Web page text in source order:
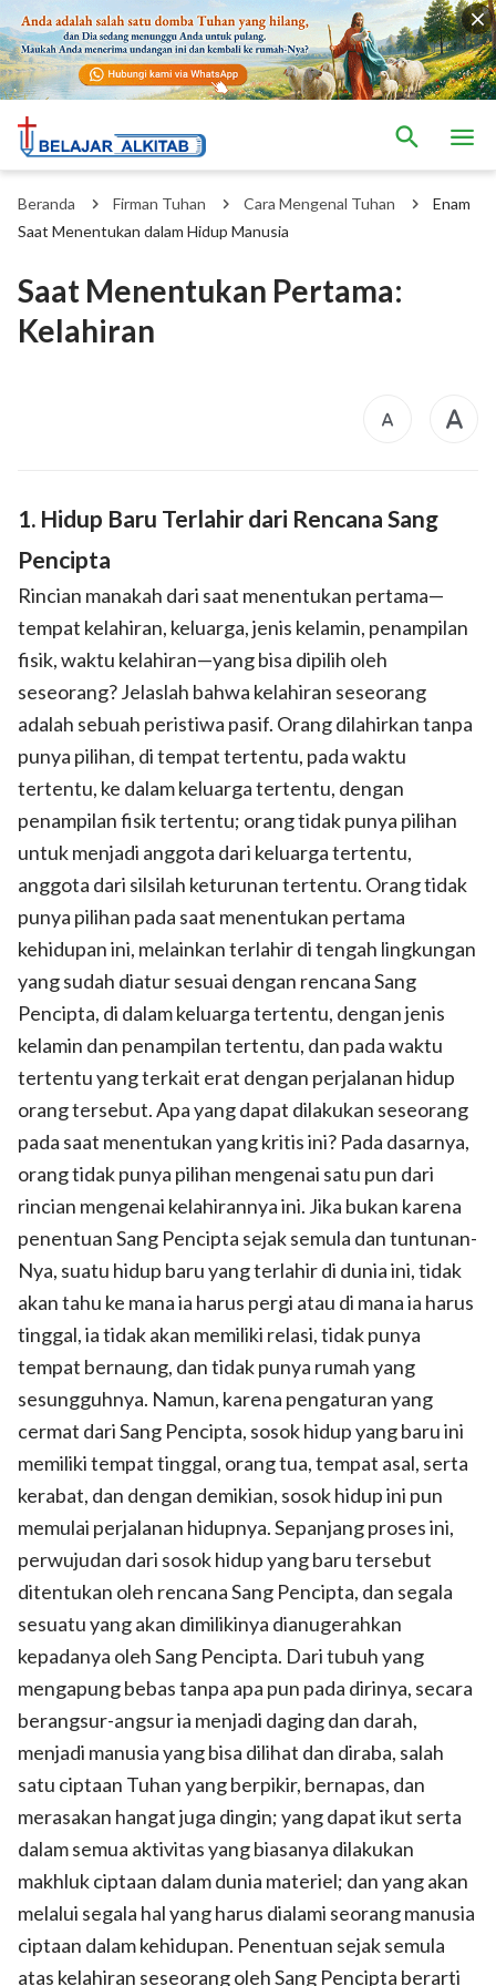
Beranda Firman Tuhan Cara Mengenal Tuhan
Enam
Saat Menentukan dalam Hidup Manusia
Saat Menentukan Pertama:
Kelahiran
1. Hidup Baru Terlahir dari Rencana Sang
Pencipta
Rincian manakah dari saat menentukan pertama—
tempat kelahiran, keluarga, jenis kelamin, penampilan
fisik, waktu kelahiran—yang bisa dipilih oleh
seseorang? Jelaslah bahwa kelahiran seseorang
adalah sebuah peristiwa pasif. Orang dilahirkan tanpa
punya pilihan, di tempat tertentu, pada waktu
tertentu, ke dalam keluarga tertentu, dengan
penampilan fisik tertentu; orang tidak punya pilihan
untuk menjadi anggota dari keluarga tertentu,
anggota dari silsilah keturunan tertentu. Orang tidak
punya pilihan pada saat menentukan pertama
kehidupan ini, melainkan terlahir di tengah lingkungan
yang sudah diatur sesuai dengan rencana Sang
Pencipta, di dalam keluarga tertentu, dengan jenis
kelamin dan penampilan tertentu, dan pada waktu
tertentu yang terkait erat dengan perjalanan hidup
orang tersebut. Apa yang dapat dilakukan seseorang
pada saat menentukan yang kritis ini? Pada dasarnya,
orang tidak punya pilihan mengenai satu pun dari
rincian mengenai kelahirannya ini. Jika bukan karena
penentuan Sang Pencipta sejak semula dan tuntunan-
Nya, suatu hidup baru yang terlahir di dunia ini, tidak
akan tahu ke mana ia harus pergi atau di mana ia harus
tinggal, ia tidak akan memiliki relasi, tidak punya
tempat bernaung, dan tidak punya rumah yang
sesungguhnya. Namun, karena pengaturan yang
cermat dari Sang Pencipta, sosok hidup yang baru ini
memiliki tempat tinggal, orang tua, tempat asal, serta
kerabat, dan dengan demikian, sosok hidup ini pun
memulai perjalanan hidupnya. Sepanjang proses ini,
perwujudan dari sosok hidup yang baru tersebut
ditentukan oleh rencana Sang Pencipta, dan segala
sesuatu yang akan dimilikinya dianugerahkan
kepadanya oleh Sang Pencipta. Dari tubuh yang
mengapung bebas tanpa apa pun pada dirinya, secara
berangsur-angsur ia menjadi daging dan darah,
menjadi manusia yang bisa dilihat dan diraba, salah
satu ciptaan Tuhan yang berpikir, bernapas, dan
merasakan hangat juga dingin; yang dapat ikut serta
dalam semua aktivitas yang biasanya dilakukan
makhluk ciptaan dalam dunia materiel; dan yang akan
melalui segala hal yang harus dialami seorang manusia
ciptaan dalam kehidupan. Penentuan sejak semula
atas kelahiran seseorang oleh Sang Pencipta berarti